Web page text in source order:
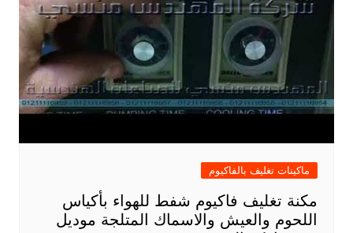
ماكينات تغليف بالفاكيوم
مكنة تغليف فاكيوم شفط للهواء بأكياس
اللحوم والعيش والاسماك المتلجة موديل